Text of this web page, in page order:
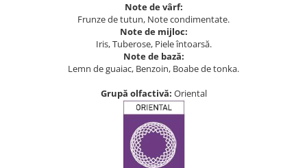
Note de vârf:
Frunze de tutun, Note condimentate.
Note de mijloc:
Iris, Tuberose, Piele întoarsă.
Note de bază:
Lemn de guaiac, Benzoin, Boabe de tonka.
Grupă olfactivă: Oriental